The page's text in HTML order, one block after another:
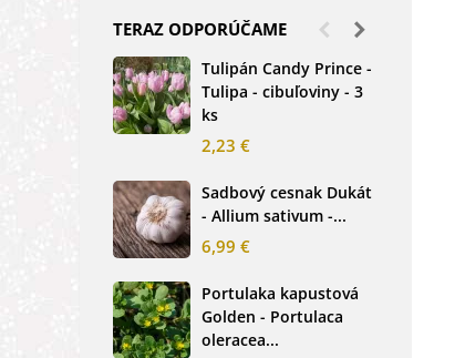
TERAZ ODPORÚČAME
Tulipán Candy Prince -
Tulipa - cibuľoviny - 3
ks
2,23 €
Sadbový cesnak Dukát
- Allium sativum -...
6,99 €
Portulaka kapustová
Golden - Portulaca
oleracea...